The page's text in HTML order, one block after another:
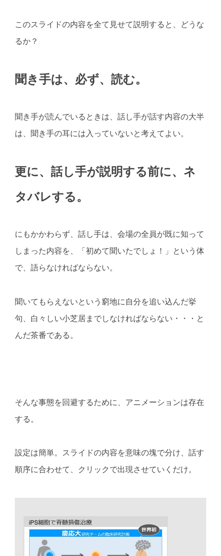
このスライドの内容を全て見せて説明すると、どうな
るか？
聞き手は、必ず、読む。
聞き手が読んでいるときは、話し手が話す内容の大半
は、聞き手の耳には入っていないと考えてよい。
更に、話し手が説明する前に、ネ
タバレする。
にもかかわらず、話し手は、会場の全員が既に知って
しまった内容を、「初めて聞いたでしょ！」という体
で、語らなければならない。
聞いてもらえないという窮地に自分を追い込んだ挙
句、白々しい小芝居までしなければならない・・・と
んだ茶番である。
そんな事態を回避するために、アニメーションは存在
する。
設定は簡単。スライドの内容を意味の塊で分け、話す
順序に合わせて、クリックで出現させていくだけ。